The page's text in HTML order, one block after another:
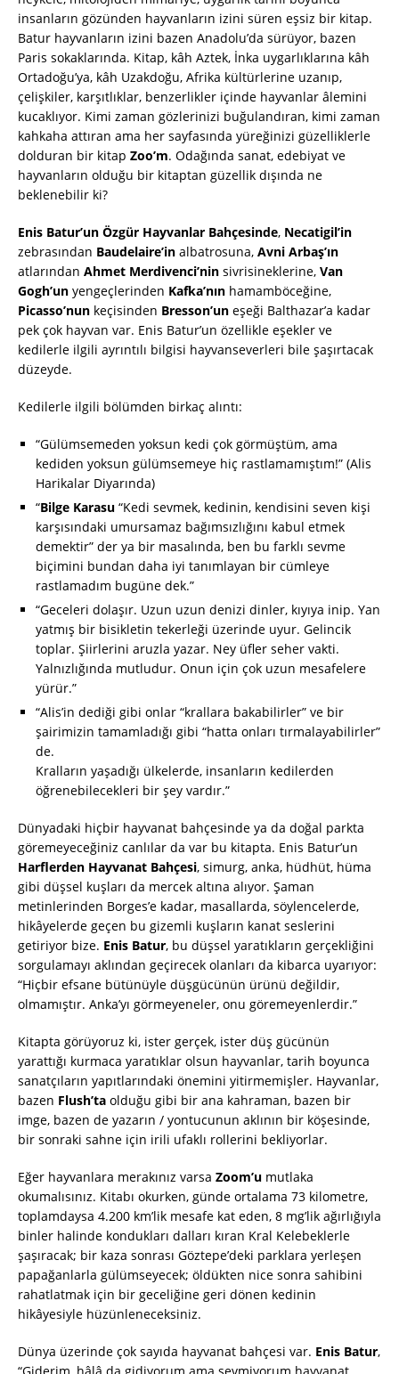
insanların gözünden hayvanların izini süren eşsiz bir kitap.
Batur hayvanların izini bazen Anadolu’da sürüyor, bazen
Paris sokaklarında. Kitap, kâh Aztek, İnka uygarlıklarına kâh
Ortadoğu’ya, kâh Uzakdoğu, Afrika kültürlerine uzanıp,
çelişkiler, karşıtlıklar, benzerlikler içinde hayvanlar âlemini
kucaklıyor. Kimi zaman gözlerinizi buğulandıran, kimi zaman
kahkaha attıran ama her sayfasında yüreğinizi güzelliklerle
dolduran bir kitap Zoo’m. Odağında sanat, edebiyat ve
hayvanların olduğu bir kitaptan güzellik dışında ne
beklenebilir ki?
Enis Batur’un Özgür Hayvanlar Bahçesinde, Necatigil’in
zebrasından Baudelaire’in albatrosuna, Avni Arbaş’ın
atlarından Ahmet Merdivenci’nin sivrisineklerine, Van
Gogh’un yengeçlerinden Kafka’nın hamamböceğine,
Picasso’nun keçisinden Bresson’un eşeği Balthazar’a kadar
pek çok hayvan var. Enis Batur’un özellikle eşekler ve
kedilerle ilgili ayrıntılı bilgisi hayvanseverleri bile şaşırtacak
düzeyde.
Kedilerle ilgili bölümden birkaç alıntı:
“Gülümsemeden yoksun kedi çok görmüştüm, ama
kediden yoksun gülümsemeye hiç rastlamamıştım!” (Alis
Harikalar Diyarında)
“Bilge Karasu “Kedi sevmek, kedinin, kendisini seven kişi
karşısındaki umursamaz bağımsızlığını kabul etmek
demektir” der ya bir masalında, ben bu farklı sevme
biçimini bundan daha iyi tanımlayan bir cümleye
rastlamadım bugüne dek.”
“Geceleri dolaşır. Uzun uzun denizi dinler, kıyıya inip. Yan
yatmış bir bisikletin tekerleği üzerinde uyur. Gelincik
toplar. Şiirlerini aruzla yazar. Ney üfler seher vakti.
Yalnızlığında mutludur. Onun için çok uzun mesafelere
yürür.”
“Alis’in dediği gibi onlar “krallara bakabilirler” ve bir
şairimizin tamamladığı gibi “hatta onları tırmalayabilirler”
de.
Kralların yaşadığı ülkelerde, insanların kedilerden
öğrenebilecekleri bir şey vardır.”
Dünyadaki hiçbir hayvanat bahçesinde ya da doğal parkta
göremeyeceğiniz canlılar da var bu kitapta. Enis Batur’un
Harflerden Hayvanat Bahçesi, simurg, anka, hüdhüt, hüma
gibi düşsel kuşları da mercek altına alıyor. Şaman
metinlerinden Borges’e kadar, masallarda, söylencelerde,
hikâyelerde geçen bu gizemli kuşların kanat seslerini
getiriyor bize. Enis Batur, bu düşsel yaratıkların gerçekliğini
sorgulamayı aklından geçirecek olanları da kibarca uyarıyor:
“Hiçbir efsane bütünüyle düşgücünün ürünü değildir,
olmamıştır. Anka’yı görmeyeneler, onu göremeyenlerdir.”
Kitapta görüyoruz ki, ister gerçek, ister düş gücünün
yarattığı kurmaca yaratıklar olsun hayvanlar, tarih boyunca
sanatçıların yapıtlarındaki önemini yitirmemişler. Hayvanlar,
bazen Flush’ta olduğu gibi bir ana kahraman, bazen bir
imge, bazen de yazarın / yontucunun aklının bir köşesinde,
bir sonraki sahne için irili ufaklı rollerini bekliyorlar.
Eğer hayvanlara merakınız varsa Zoom’u mutlaka
okumalısınız. Kitabı okurken, günde ortalama 73 kilometre,
toplamdaysa 4.200 km’lik mesafe kat eden, 8 mg’lik ağırlığıyla
binler halinde kondukları dalları kıran Kral Kelebeklerle
şaşıracak; bir kaza sonrası Göztepe’deki parklara yerleşen
papağanlarla gülümseyecek; öldükten nice sonra sahibini
rahatlatmak için bir geceliğine geri dönen kedinin
hikâyesiyle hüzünleneceksiniz.
Dünya üzerinde çok sayıda hayvanat bahçesi var. Enis Batur,